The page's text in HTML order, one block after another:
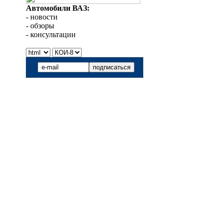
Автомобили ВАЗ:
- новости
- обзоры
- консультации